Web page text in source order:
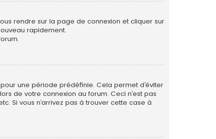
rendre sur la page de connexion et cliquer sur
rapidement.
une période prédéfinie. Cela permet d’éviter
de votre connexion au forum. Ceci n’est pas
Si vous n’arrivez pas à trouver cette case à